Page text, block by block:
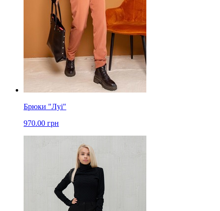
Брюки "Луі"
970.00 грн